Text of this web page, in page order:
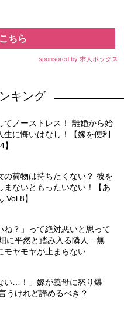
ちら
sponsored by 求人ボックス
キング
てノーストレス！ 離婚から始
生に悔いはなし！【嫁を便利
の荷物は持ちたくない？ 彼を
まないともったいない！【あ
Vol.8】
ね？」って絶対悪いと思って
に平然と踏み入る隣人…無
モヤモヤが止まらない
い…！」嫁が義母に怒り爆
うけれど諦めるべき？